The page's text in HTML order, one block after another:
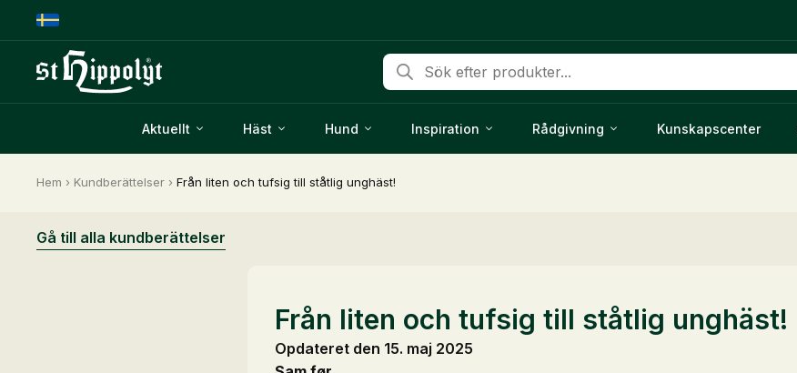
Produktsökning
Aktuellt Häst Hund Inspiration Rådgivning Kunskapscenter
Hem › Kundberättelser › Från liten och tufsig till ståtlig unghäst!
Gå till alla kundberättelser
Från liten och tufsig till ståtlig unghäst!
Opdateret den 15. maj 2025